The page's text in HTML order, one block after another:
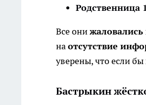
Родственница
Все они
наотсутствие
уверены, что если бы
Бастрыкин